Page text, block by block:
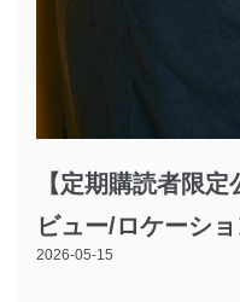
【定期購読者限
ビュー/ロケーシ
2026-05-15